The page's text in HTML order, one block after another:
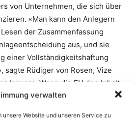
verwalten
Website und unseren Service zu